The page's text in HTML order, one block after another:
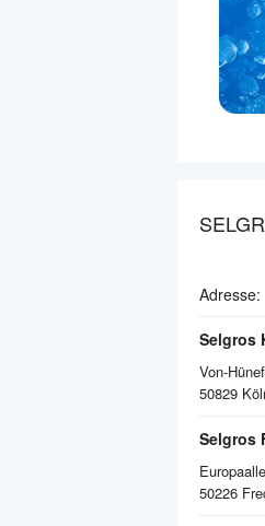
Adresse:
Selgros
Von-
50829
Selgros
50226